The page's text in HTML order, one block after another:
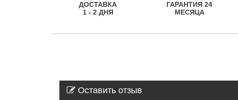
ДОСТАВКА
1 - 2 ДНЯ
ГАРАНТИЯ 24
МЕСЯЦА
Оставить отзыв